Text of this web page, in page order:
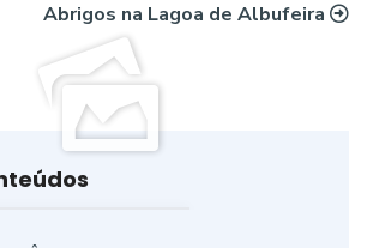
Abrigos na Lagoa de Albufeira